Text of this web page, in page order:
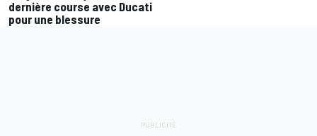
dernière course avec Ducati
pour une blessure